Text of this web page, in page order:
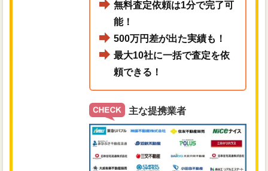
無料査定依頼は1分で完了可
能！
500万円差が出た実績も！
最大10社に一括で査定を依
頼できる！
主な提携業者